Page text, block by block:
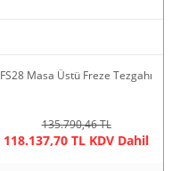
FS28 Masa Üstü Freze Tezgahı
135.790,46 TL
118.137,70 TL KDV Dahil